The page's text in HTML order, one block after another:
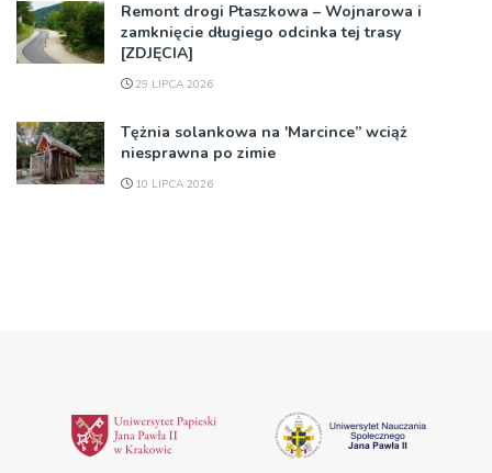
Remont drogi Ptaszkowa – Wojnarowa i
zamknięcie długiego odcinka tej trasy
[ZDJĘCIA]
29 LIPCA 2026
Tężnia solankowa na 'Marcince” wciąż
niesprawna po zimie
10 LIPCA 2026